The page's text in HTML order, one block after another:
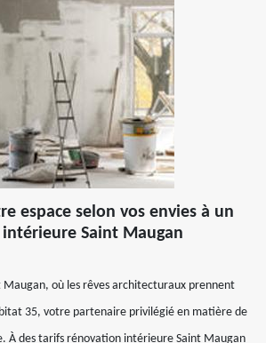
espace selon vos envies à un
Saint Maugan
où les rêves architecturaux prennent
35, votre partenaire privilégié en matière de
À des tarifs rénovation intérieure Saint Maugan